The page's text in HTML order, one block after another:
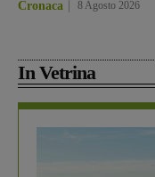
Cronaca 8 Agosto 2026
In Vetrina